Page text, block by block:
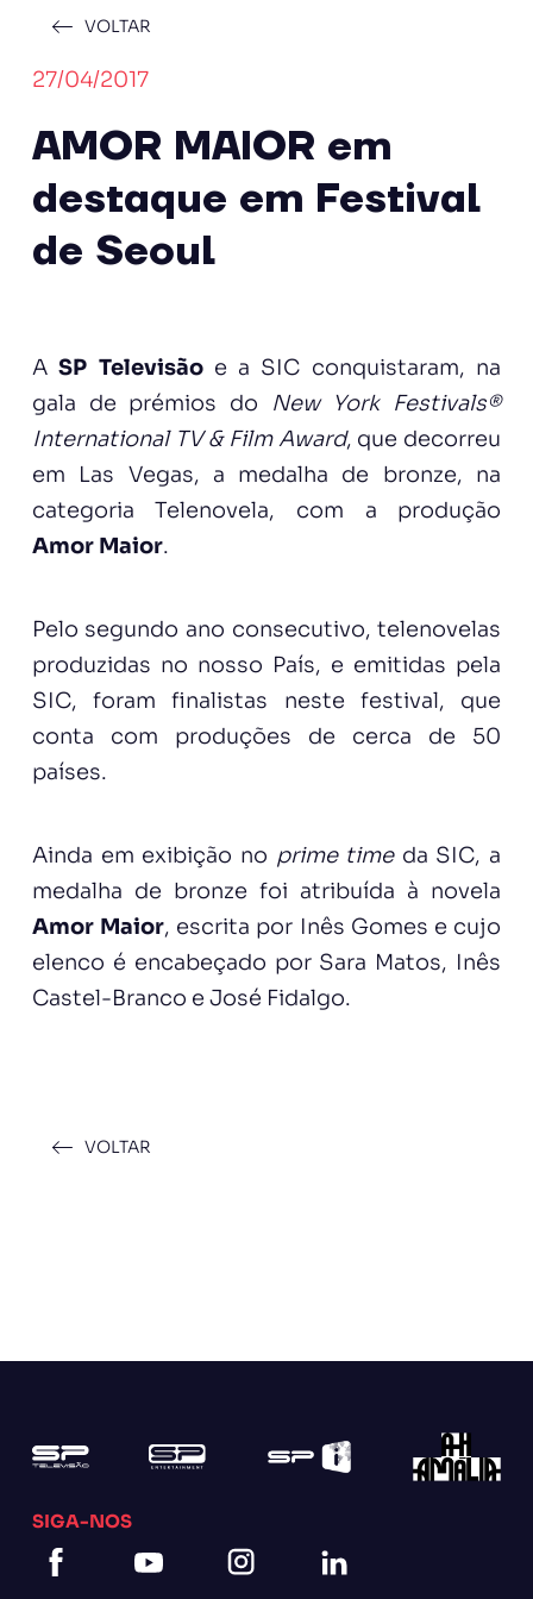
VOLTAR
27/04/2017
AMOR MAIOR em
destaque em Festival
de Seoul
ASP Televisãoe a SIC conquistaram, na
gala de prémios do
New York Festivals®
International TV & Film Award, que decorreu
em Las Vegas, a medalha de bronze, na
categoria Telenovela, com a produção
Amor Maior.
Pelo segundo ano consecutivo, telenovelas
produzidas no nosso País, e emitidas pela
SIC, foram finalistas neste festival, que
conta com produções de cerca de 50
países.
Ainda em exibição no prime timeda SIC, a
medalha de bronze foi atribuída à novela
Amor Maior, escrita por Inês Gomes e cujo
elenco é encabeçado por Sara Matos, Inês
Castel-Branco e José Fidalgo.
VOLTAR
SIGA-NOS